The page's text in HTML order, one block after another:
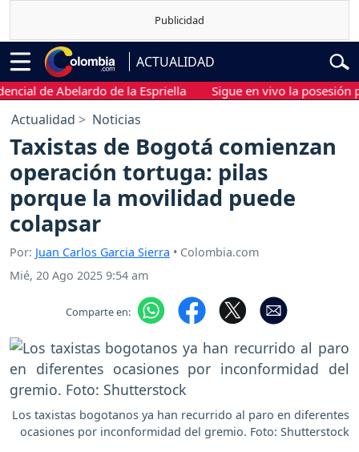
ACTUALIDAD
de Abelardo de la Espriella Sigue en vivo la posesión
Actualidad Noticias
Taxistas de Bogotá comienzan
operación tortuga: pilas
porque la movilidad puede
colapsar
Por: Juan Carlos Garcia Sierra • Colombia.com
Mié, 20 Ago 2025 9:54 am
Comparte en:
Los taxistas bogotanos ya han recurrido al paro en diferentes
ocasiones por inconformidad del gremio. Foto: Shutterstock